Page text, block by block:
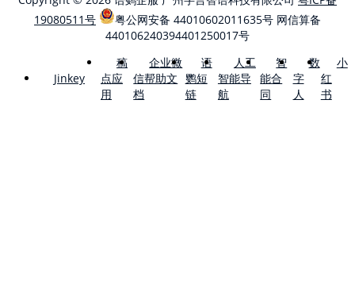
19080511号
粤公网安备 44010602011635号 网信算备
440106240394401250017号
Jinkey
稿
点应
用
企业微
信帮助文
档
语
鹦短
链
人工
智能导
航
智
能合
同
数
字
人
小
红
书